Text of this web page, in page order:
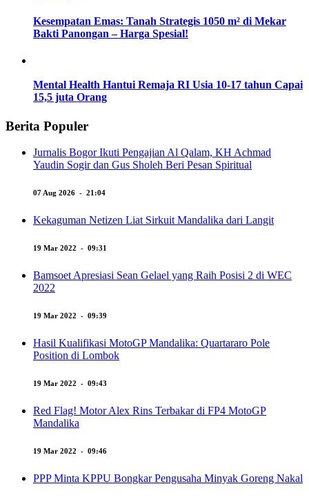
Kesempatan Emas: Tanah Strategis 1050 m² di Mekar
Bakti Panongan – Harga Spesial!
Mental Health Hantui Remaja RI Usia 10-17 tahun Capai
15,5 juta Orang
Berita Populer
Jurnalis Bogor Ikuti Pengajian Al Qalam, KH Achmad
Yaudin Sogir dan Gus Sholeh Beri Pesan Spiritual
07 Aug 2026 - 21:04
Kekaguman Netizen Liat Sirkuit Mandalika dari Langit
19 Mar 2022 - 09:31
Bamsoet Apresiasi Sean Gelael yang Raih Posisi 2 di WEC
2022
19 Mar 2022 - 09:39
Hasil Kualifikasi MotoGP Mandalika: Quartararo Pole
Position di Lombok
19 Mar 2022 - 09:43
Red Flag! Motor Alex Rins Terbakar di FP4 MotoGP
Mandalika
19 Mar 2022 - 09:46
PPP Minta KPPU Bongkar Pengusaha Minyak Goreng Nakal